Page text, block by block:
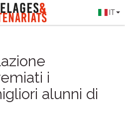
IT
i
alunni di